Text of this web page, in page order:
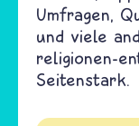
Umfragen,
und viele
religionen-
Seitenstark.